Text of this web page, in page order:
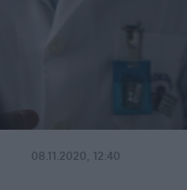
08.11.2020, 12:40